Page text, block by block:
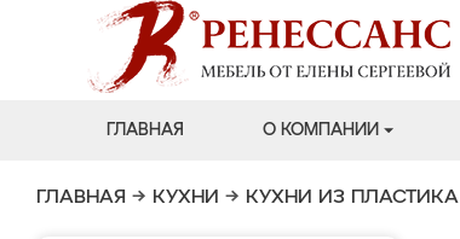
ГЛАВНАЯ О КОМПАНИИ
ГЛАВНАЯ → КУХНИ → КУХНИ ИЗ ПЛАСТИКА